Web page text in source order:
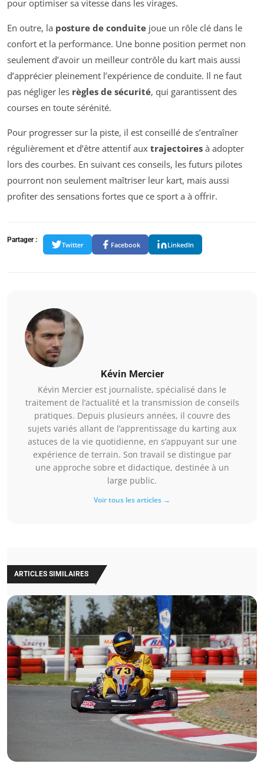
pour optimiser sa vitesse dans les virages.
En outre, la posture de conduite joue un rôle clé dans le
confort et la performance. Une bonne position permet non
seulement d’avoir un meilleur contrôle du kart mais aussi
d’apprécier pleinement l’expérience de conduite. Il ne faut
pas négliger les règles de sécurité, qui garantissent des
courses en toute sérénité.
Pour progresser sur la piste, il est conseillé de s’entraîner
régulièrement et d’être attentif aux trajectoires à adopter
lors des courbes. En suivant ces conseils, les futurs pilotes
pourront non seulement maîtriser leur kart, mais aussi
profiter des sensations fortes que ce sport a à offrir.
Partager :
Twitter Facebook LinkedIn
Kévin Mercier
Kévin Mercier est journaliste, spécialisé dans le
traitement de l’actualité et la transmission de conseils
pratiques. Depuis plusieurs années, il couvre des
sujets variés allant de l’apprentissage du karting aux
astuces de la vie quotidienne, en s’appuyant sur une
expérience de terrain. Son travail se distingue par
une approche sobre et didactique, destinée à un
large public.
Voir tous les articles →
ARTICLES SIMILAIRES